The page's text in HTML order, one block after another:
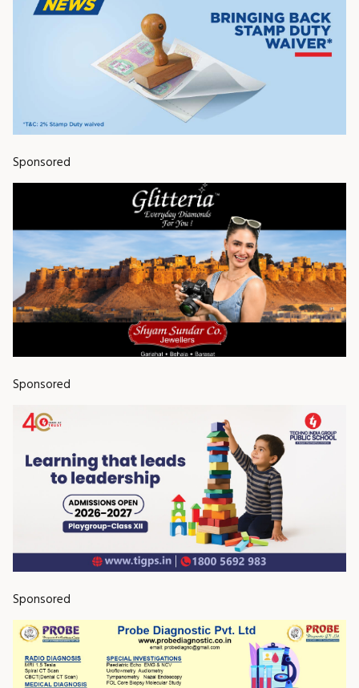
Sponsored
Sponsored
Sponsored